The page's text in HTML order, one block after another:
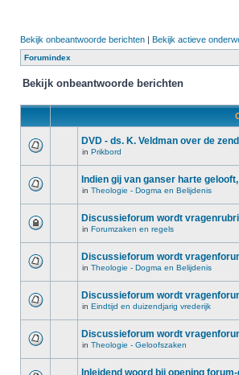
Bekijk onbeantwoorde berichten | Bekijk actieve
Forumindex
Bekijk onbeantwoorde berichten
DVD - ds. K. Veldman over de
in Prikbord
Indien gij van ganser harte
in Theologie - Dogma en Belijdenis
Discussieforum wordt
in Forumzaken en regels
Discussieforum wordt
in Theologie - Dogma en Belijdenis
Discussieforum wordt
in Eindtijd en duizendjarig vrederijk
Discussieforum wordt
in Theologie - Geloofszaken
Inleidend woord bij opening